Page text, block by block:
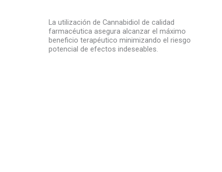
La utilización de Cannabidiol de calidad
farmacéutica asegura alcanzar el máximo
beneficio terapéutico minimizando el riesgo
potencial de efectos indeseables.